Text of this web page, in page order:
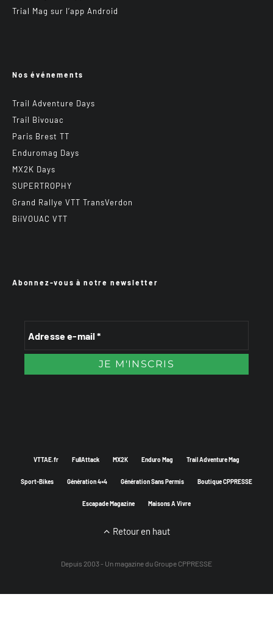
Trial Mag sur l’app Android
Nos événements
Trail Adventure Days
Trail Bivouac
Paris Brest TT
Enduromag Days
MX2K Days
SUPERTROPHY
Grand Rallye VTT TransVerdon
BiiVOUAC VTT
Abonnez-vous à notre newsletter
VTTAE.fr FullAttack MX2K Enduro Mag Trail Adventure Mag
Sport-Bikes Génération 4×4 Génération Sans Permis Boutique CPPRESSE
Escapade Magazine Maisons A Vivre
Retour en haut
Depuis 2003 - Un magazine du Groupe CPPRESSE